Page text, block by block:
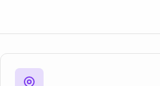
Hledat zakázky
Mějte všechny termíny na